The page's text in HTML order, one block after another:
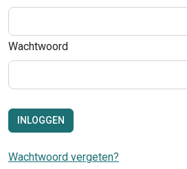
Wachtwoord
INLOGGEN
Wachtwoord vergeten?